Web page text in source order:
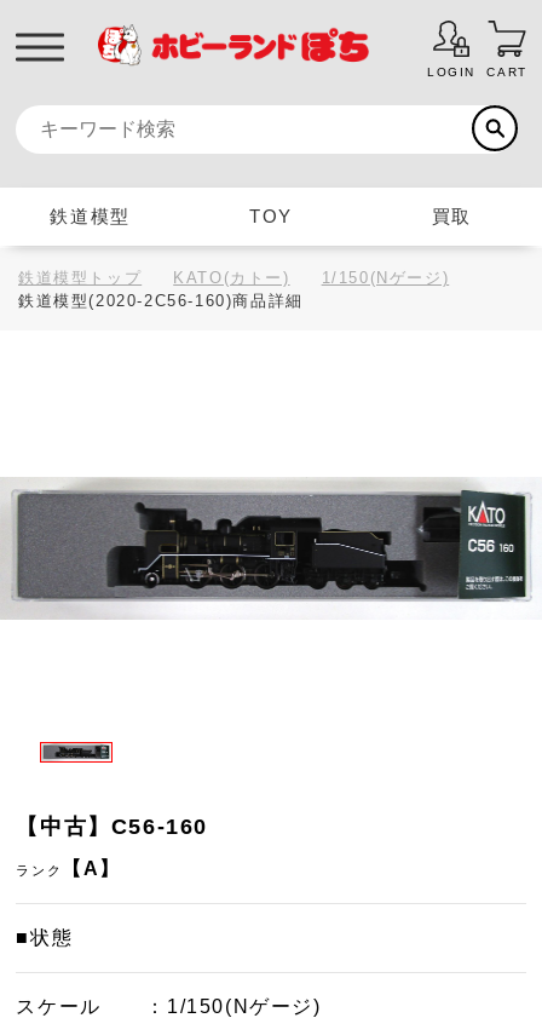
LOGIN CART
鉄道模型 TOY 買取
鉄道模型トップ KATO(カトー)
1/150(Nゲージ)
鉄道模型(2020-2C56-160)商品詳細
【中古】C56-160
ランク 【A】
■状態
スケール
：1/150(Nゲージ)